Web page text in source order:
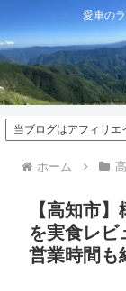
愛車の
当ブログはアフィリ
ホーム
【高知市
を実食レビ
営業時間も